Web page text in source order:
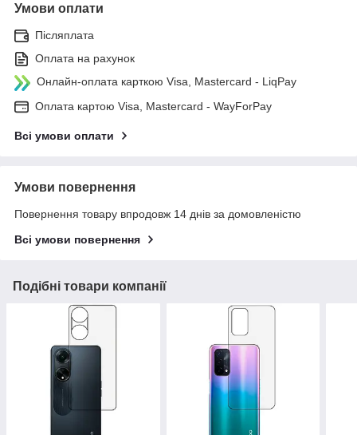
Умови оплати
Післяплата
Оплата на рахунок
Онлайн-оплата карткою Visa, Mastercard - LiqPay
Оплата картою Visa, Mastercard - WayForPay
Всі умови оплати
Умови повернення
Повернення товару впродовж 14 днів за домовленістю
Всі умови повернення
Подібні товари компанії